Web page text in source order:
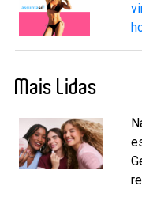
Mais Lidas